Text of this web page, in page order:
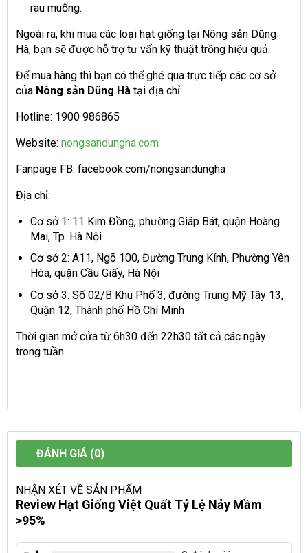
rau muống.
Ngoài ra, khi mua các loại hạt giống tại Nông sản Dũng
Hà, bạn sẽ được hỗ trợ tư vấn kỹ thuật trồng hiệu quả.
Để mua hàng thì bạn có thể ghé qua trực tiếp các cơ sở
của Nông sản Dũng Hà tại địa chỉ:
Hotline: 1900 986865
Website: nongsandungha.com
Fanpage FB: facebook.com/nongsandungha
Địa chỉ:
Cơ sở 1: 11 Kim Đồng, phường Giáp Bát, quận Hoàng
Mai, Tp. Hà Nội
Cơ sở 2: A11, Ngõ 100, Đường Trung Kính, Phường Yên
Hòa, quận Cầu Giấy, Hà Nội
Cơ sở 3: Số 02/B Khu Phố 3, đường Trung Mỹ Tây 13,
Quận 12, Thành phố Hồ Chí Minh
Thời gian mở cửa từ 6h30 đến 22h30 tất cả các ngày
trong tuần.
ĐÁNH GIÁ (0)
NHẬN XÉT VỀ SẢN PHẨM
Review Hạt Giống Việt Quất Tỷ Lệ Nảy Mầm
>95%